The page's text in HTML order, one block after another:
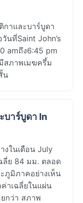
กาและบาร์บูดา
นที่Saint John’s
amถึง6:45 pm
สภาพเมฆครึ้ม
น
บาร์บูดา In
งในเดือน July
ลี่ย 84 มม. ตลอด
ภูมิภาคอย่างเห็น
าเฉลี่ยในแผ่น
กว่า สภาพ